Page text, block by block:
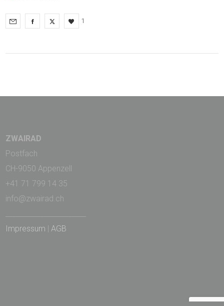
1
ZWAIRAD
Postfach
CH-9050 Appenzell
+41 71 799 14 35
info@zwairad.ch
Impressum |AGB